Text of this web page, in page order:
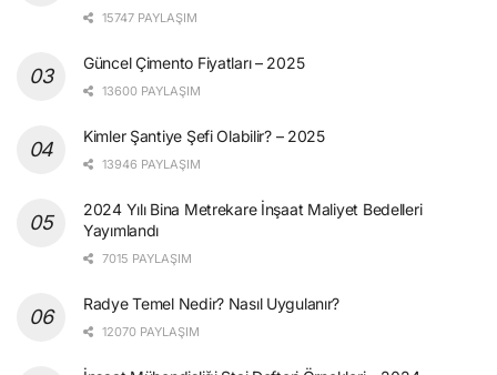
15747 PAYLAŞIM
Güncel Çimento Fiyatları – 2025
13600 PAYLAŞIM
Kimler Şantiye Şefi Olabilir? – 2025
13946 PAYLAŞIM
2024 Yılı Bina Metrekare İnşaat Maliyet Bedelleri
Yayımlandı
7015 PAYLAŞIM
Radye Temel Nedir? Nasıl Uygulanır?
12070 PAYLAŞIM